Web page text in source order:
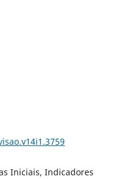
Iniciais, Indicadores